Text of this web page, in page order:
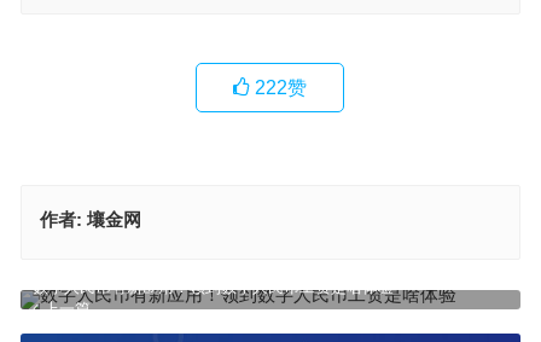
222赞
作者: 壤金网
上一篇
数字人民币有新应用！领到数字人民币工资是啥体验